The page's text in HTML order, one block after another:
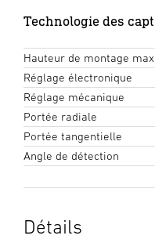
Technologie des
Hauteur de montage max.
Réglage électronique
Réglage mécanique
Portée radiale
Portée tangentielle
Angle de détection
Détails